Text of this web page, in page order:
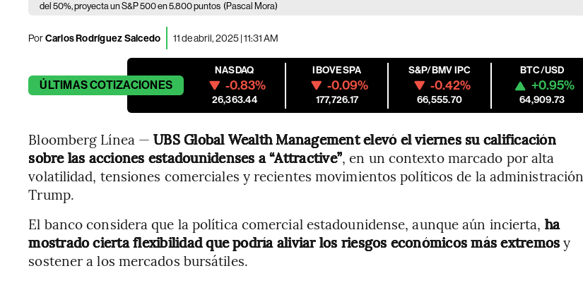
del 50%, proyecta un S&P 500 en 5.800 puntos (Pascal Mora)
PorCarlos Rodríguez Salcedo 11 de abril, 2025 | 11:31 AM
ÚLTIMASCOTIZACIONES
NASDAQ
-0.83%
26,363.44
IBOVESPA
-0.09%
177,726.17
S&P/BMV IPC
-0.42%
66,555.70
BTC/USD
+0.95%
64,909.73
Bloomberg Línea —UBS Global Wealth Management elevó el viernes su calificación
sobre las acciones estadounidenses a “Attractive”, en un contexto marcado por alta
volatilidad, tensiones comerciales y recientes movimientos políticos de la administración
Trump.
El banco considera que la política comercial estadounidense, aunque aún incierta, ha
mostrado cierta flexibilidad que podría aliviar los riesgos económicos más extremosy
sostener a los mercados bursátiles.